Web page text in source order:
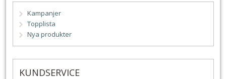
Kampanjer
Topplista
Nya produkter
KUNDSERVICE